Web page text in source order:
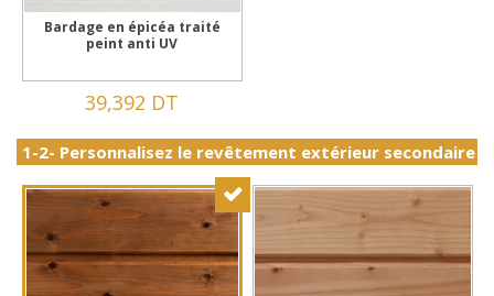
Bardage en épicéa traité
peint anti UV
39,392 DT
1-2- Personnalisez le revêtement extérieur secondaire